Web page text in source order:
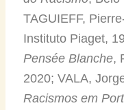
TAGUIEFF,
Instituto Piaget,
Pensée Blanche,
2020; VALA,
Racismos em